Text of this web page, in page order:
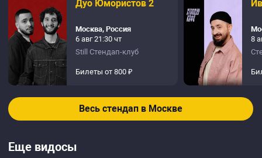
Дуо Юмористов 2
Москва, Россия
6 авг 21:30 чт
Still Стендап-клуб
Билеты от 800 ₽
8
Весь стендап в Москве
Еще видосы